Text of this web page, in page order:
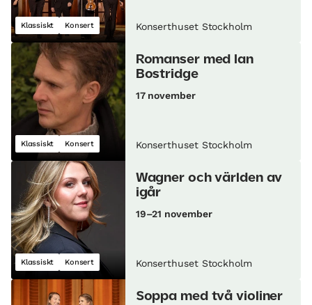
Klassiskt Konsert Konserthuset Stockholm
Klassiskt Konsert
Romanser med Ian
Bostridge
17 november
Konserthuset Stockholm
Klassiskt Konsert
Wagner och världen av
igår
19–21 november
Konserthuset Stockholm
Soppa med två violiner